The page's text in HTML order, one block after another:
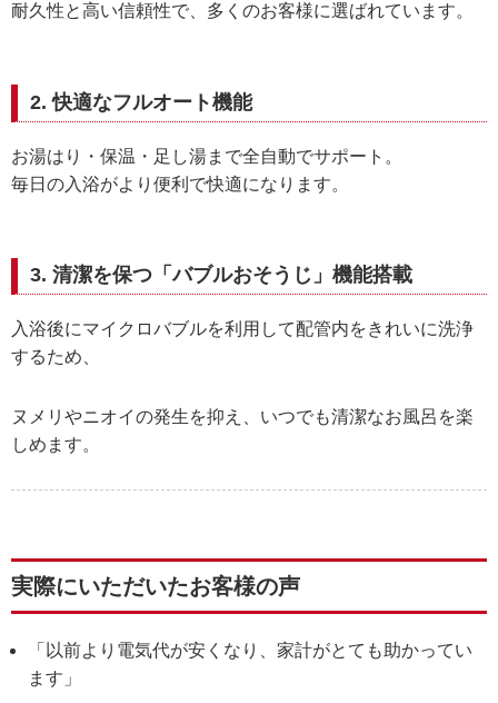
耐久性と高い信頼性で、多くのお客様に選ばれています。
2. 快適なフルオート機能
お湯はり・保温・足し湯まで全自動でサポート。
毎日の入浴がより便利で快適になります。
3. 清潔を保つ「バブルおそうじ」機能搭載
入浴後にマイクロバブルを利用して配管内をきれいに洗浄
するため、
ヌメリやニオイの発生を抑え、いつでも清潔なお風呂を楽
しめます。
実際にいただいたお客様の声
「以前より電気代が安くなり、家計がとても助かってい
ます」